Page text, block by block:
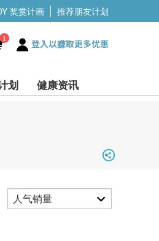
奖赏计画 推荐朋友计划
1 登入以赚取更多优惠
划 健康资讯